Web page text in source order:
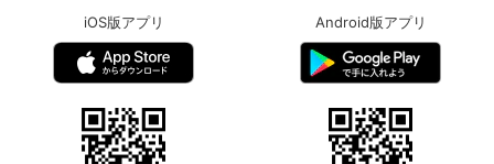
iOS版アプリ
Android版アプリ